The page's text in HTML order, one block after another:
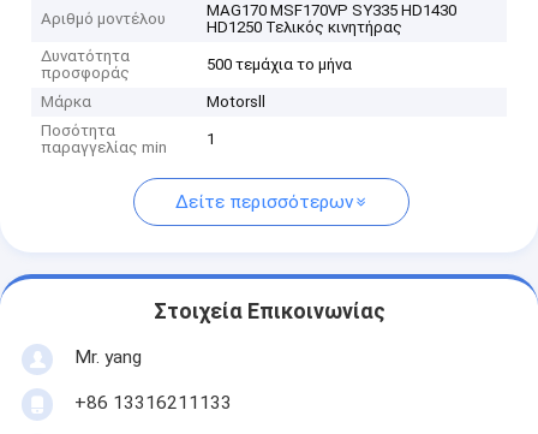
Αριθμό μοντέλου
MAG170 MSF170VP SY335 HD1430
HD1250 Τελικός κινητήρας
Δυνατότητα
προσφοράς
500 τεμάχια το μήνα
Μάρκα
Motorsll
Ποσότητα
παραγγελίας min
1
Δείτε περισσότερων
Στοιχεία Επικοινωνίας
Mr. yang
+86 13316211133